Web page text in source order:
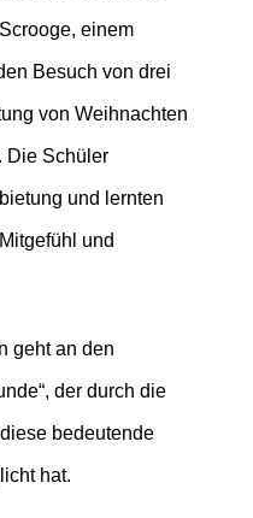
einem
Besuch von drei
von Weihnachten
Die Schüler
und lernten
und
geht an den
der durch die
bedeutende
hat.